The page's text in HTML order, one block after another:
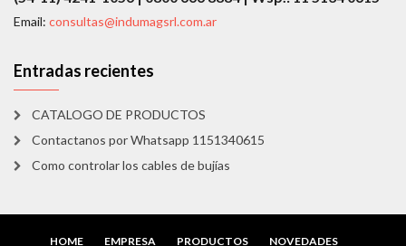
Email: consultas@indumagsrl.com.ar
Entradas recientes
CATALOGO DE PRODUCTOS
Contactanos por Whatsapp 1151340615
Como controlar los cables de bujías
HOME EMPRESA PRODUCTOS NOVEDADES